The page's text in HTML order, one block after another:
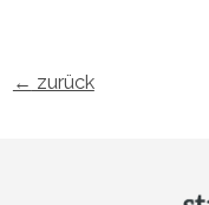
← zurück